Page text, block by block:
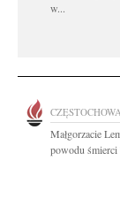
w...
Małgorzacie
powodu